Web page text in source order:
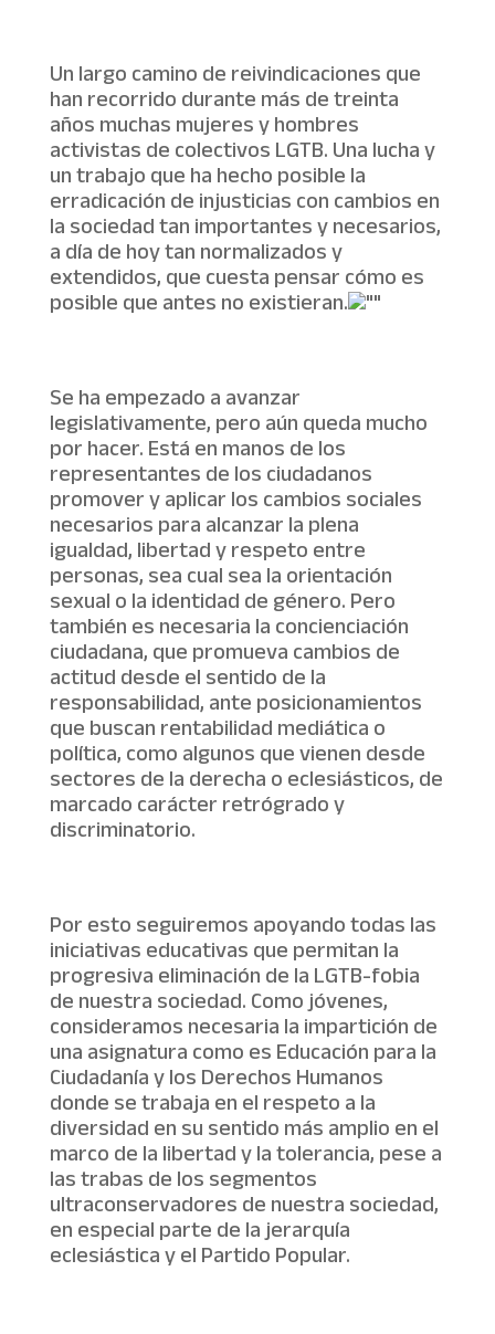
Un largo camino de reivindicaciones que
han recorrido durante más de treinta
años muchas mujeres y hombres
activistas de colectivos LGTB. Una lucha y
un trabajo que ha hecho posible la
erradicación de injusticias con cambios en
la sociedad tan importantes y necesarios,
a día de hoy tan normalizados y
extendidos, que cuesta pensar cómo es
posible que antes no existieran.
Se ha empezado a avanzar
legislativamente, pero aún queda mucho
por hacer. Está en manos de los
representantes de los ciudadanos
promover y aplicar los cambios sociales
necesarios para alcanzar la plena
igualdad, libertad y respeto entre
personas, sea cual sea la orientación
sexual o la identidad de género. Pero
también es necesaria la concienciación
ciudadana, que promueva cambios de
actitud desde el sentido de la
responsabilidad, ante posicionamientos
que buscan rentabilidad mediática o
política, como algunos que vienen desde
sectores de la derecha o eclesiásticos, de
marcado carácter retrógrado y
discriminatorio.
Por esto seguiremos apoyando todas las
iniciativas educativas que permitan la
progresiva eliminación de la LGTB-fobia
de nuestra sociedad. Como jóvenes,
consideramos necesaria la impartición de
una asignatura como es Educación para la
Ciudadanía y los Derechos Humanos
donde se trabaja en el respeto a la
diversidad en su sentido más amplio en el
marco de la libertad y la tolerancia, pese a
las trabas de los segmentos
ultraconservadores de nuestra sociedad,
en especial parte de la jerarquía
eclesiástica y el Partido Popular.